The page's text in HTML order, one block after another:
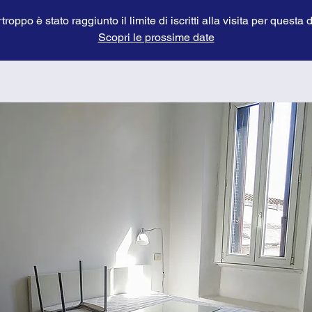
è stato raggiunto il limite di iscritti alla visita per questa
Scopri le prossime date